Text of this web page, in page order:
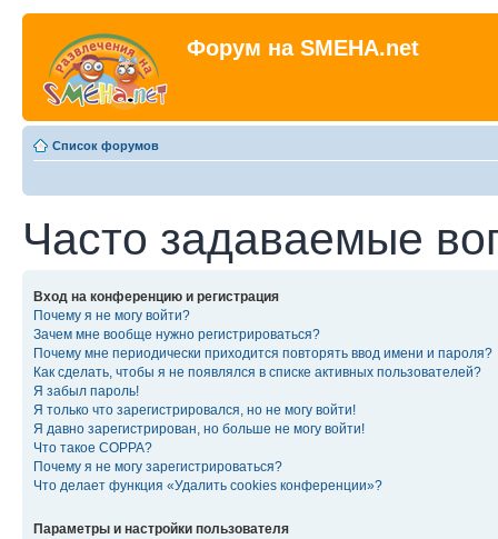
Форум на SMEHA.net
Список форумов
Часто задаваемые
Вход на конференцию и регистрация
Почему я не могу войти?
Зачем мне вообще нужно регистрироваться?
Почему мне периодически приходится повторять ввод имени и пароля?
Как сделать, чтобы я не появлялся в списке активных пользователей?
Я забыл пароль!
Я только что зарегистрировался, но не могу войти!
Я давно зарегистрирован, но больше не могу войти!
Что такое COPPA?
Почему я не могу зарегистрироваться?
Что делает функция «Удалить cookies конференции»?
Параметры и настройки пользователя